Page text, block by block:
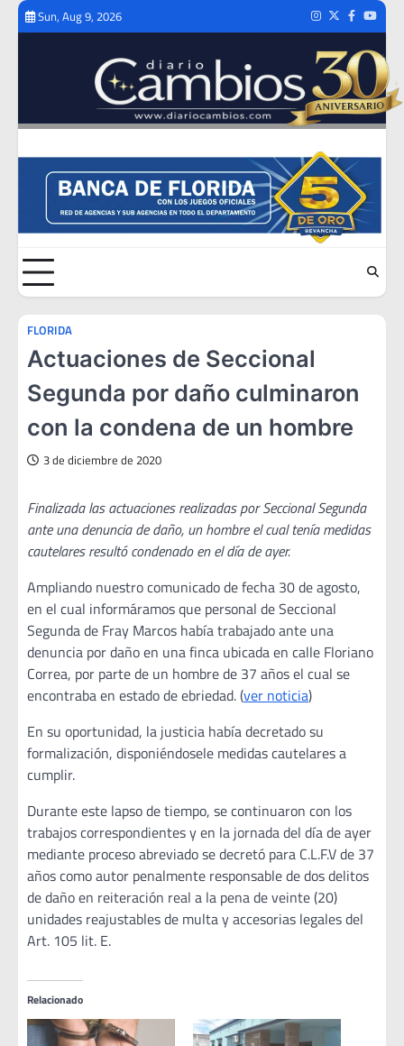
Skip
Sun, Aug 9, 2026 Instagram
TwitterFacebook
FLORIDA
Actuaciones de Seccional
Segunda por daño culminaron
con la condena de un hombre
3 de diciembre de 2020
Finalizada las actuaciones realizadas por Seccional Segunda
ante una denuncia de daño, un hombre el cual tenía medidas
cautelares resultó condenado en el día de ayer.
Ampliando nuestro comunicado de fecha 30 de agosto,
en el cual informáramos que personal de Seccional
Segunda de Fray Marcos había trabajado ante una
denuncia por daño en una finca ubicada en calle Floriano
Correa, por parte de un hombre de 37 años el cual se
encontraba en estado de ebriedad. (ver noticia)
En su oportunidad, la justicia había decretado su
formalización, disponiéndosele medidas cautelares a
cumplir.
Durante este lapso de tiempo, se continuaron con los
trabajos correspondientes y en la jornada del día de ayer
mediante proceso abreviado se decretó para C.L.F.V de 37
años como autor penalmente responsable de dos delitos
de daño en reiteración real a la pena de veinte (20)
unidades reajustables de multa y accesorias legales del
Art. 105 lit. E.
Relacionado